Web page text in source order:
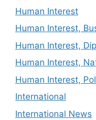
Human Interest
Human Interest,
Human Interest,
Human Interest,
Human Interest,
International
International News